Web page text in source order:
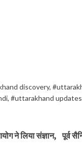
discovery,
, #uttarakhand updates
ने लिया संज्ञान, पूर्व